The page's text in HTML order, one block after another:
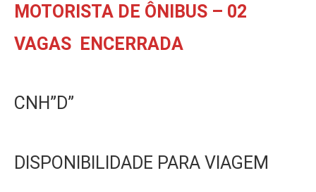
MOTORISTA DE ÔNIBUS – 02
VAGAS ENCERRADA
CNH”D”
DISPONIBILIDADE PARA VIAGEM